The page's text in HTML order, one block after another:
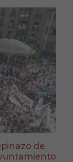
de